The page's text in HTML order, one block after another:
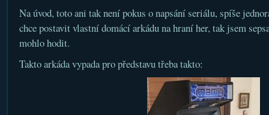
Na úvod, toto ani tak není pokus o napsání seriálu, spíše
chce postavit vlastní domácí arkádu na hraní her, tak jsem
mohlo hodit.
Takto arkáda vypada pro představu třeba takto: